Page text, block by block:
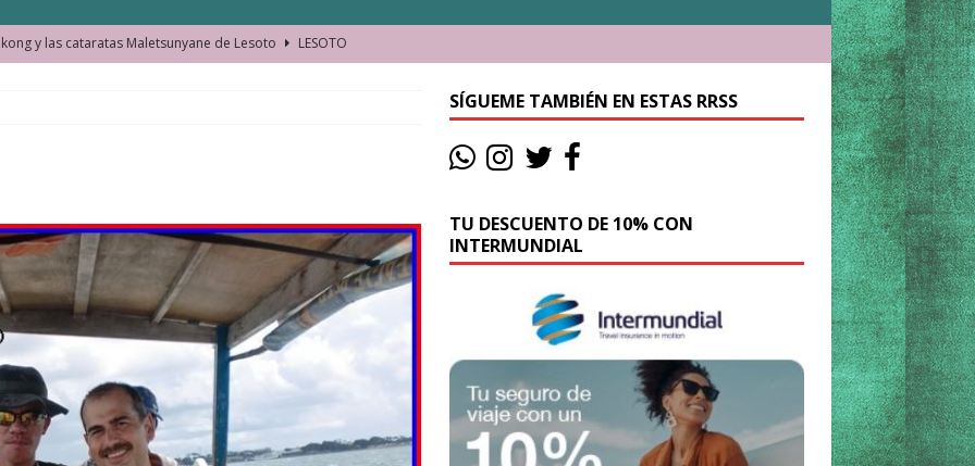
y las cataratas Maletsunyane de Lesoto
LESOTO
los lugares que visitamos o cambiamos nosotros?
La historia de la misteriosa avioneta de la playa
JAMAICA
moverse en Seychelles de manera sostenible
SEYCHELLES
Manama. La capital de Baréin
BARÉIN
El barrio más castizo de Malabo GUINEA ECUATORIAL
SÍGUEME TAMBIÉN EN ESTAS RRSS
TU DESCUENTO DE 10% CON
INTERMUNDIAL